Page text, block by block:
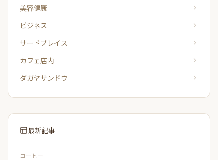
美容健康
ビジネス
サードプレイス
カフェ店内
ダガヤサンドウ
最新記事
コーヒー